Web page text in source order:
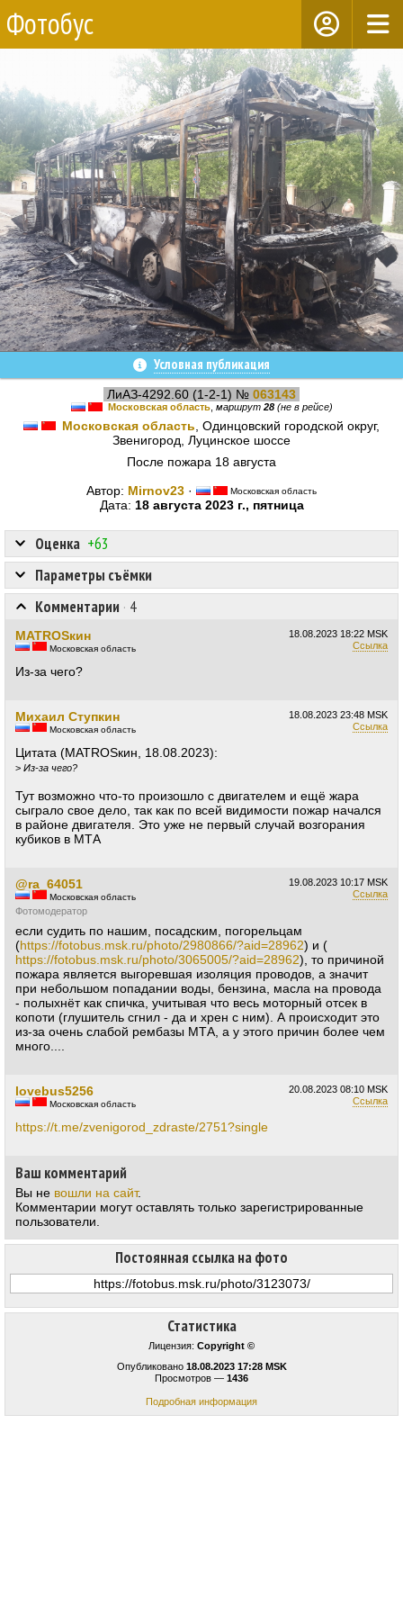
Фотобус
Условная публикация
ЛиАЗ-4292.60 (1-2-1) № 063143
Московская область, маршрут 28(не в рейсе)
Московская область , Одинцовский городской округ,
Звенигород, Луцинское шоссе
После пожара 18 августа
Автор: Mirnov23 · Московская область
Дата: 18 августа 2023 г., пятница
Статистика
Лицензия: Copyright ©
Опубликовано 18.08.2023 17:28 MSK
Просмотров — 1436
Подробная информация
Оценка +63
Постоянная ссылка на фото
Параметры съёмки
Комментарии · 4
18.08.2023 18:22 MSK
Ссылка
MATROSкин
Московская область
Из-за чего?
18.08.2023 23:48 MSK
Ссылка
Михаил Ступкин
Московская область
Цитата (MATROSкин, 18.08.2023):
> Из-за чего?
Тут возможно что-то произошло с двигателем и ещё жара
сыграло свое дело, так как по всей видимости пожар начался
в районе двигателя. Это уже не первый случай возгорания
кубиков в МТА
19.08.2023 10:17 MSK
Ссылка
@ra_64051
Московская область
Фотомодератор
если судить по нашим, посадским, погорельцам
(https://fotobus.msk.ru/photo/2980866/?aid=28962) и (
https://fotobus.msk.ru/photo/3065005/?aid=28962), то причиной
пожара является выгоревшая изоляция проводов, а значит
при небольшом попадании воды, бензина, масла на провода
- полыхнёт как спичка, учитывая что весь моторный отсек в
копоти (глушитель сгнил - да и хрен с ним). А происходит это
из-за очень слабой рембазы МТА, а у этого причин более чем
много....
20.08.2023 08:10 MSK
Ссылка
lovebus5256
Московская область
https://t.me/zvenigorod_zdraste/2751?single
Ваш комментарий
Вы не вошли на сайт.
Комментарии могут оставлять только зарегистрированные
пользователи.